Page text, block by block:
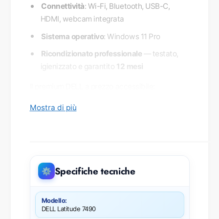
Connettività: Wi-Fi, Bluetooth, USB-C,
HDMI, webcam integrata
Sistema operativo: Windows 11 Pro
Ricondizionato professionale — testato,
igienizzato e garantito 12 mesi
all'ambiente.
Mostra di più
⚙️ Specifiche tecniche
Modello:
DELL Latitude 7490